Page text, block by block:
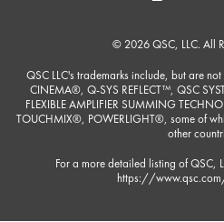
© 2026 QSC, LLC. All
QSC LLC's trademarks include, but are
CINEMA®, Q-SYS REFLECT™, QSC
FLEXIBLE AMPLIFIER SUMMING
TOUCHMIX®, POWERLIGHT®, some of
other
For a more detailed listing of QSC,
https://